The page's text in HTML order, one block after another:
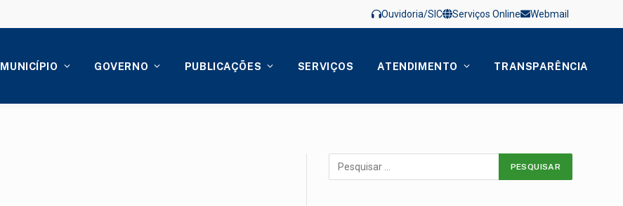
Ouvidoria/SIC Serviços Online Webmail
MUNICÍPIO GOVERNO PUBLICAÇÕES SERVIÇOS ATENDIMENTO TRANSPARÊNCIA